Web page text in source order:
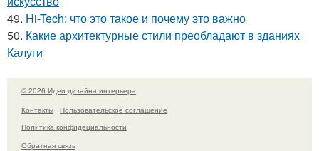
49. Hi-Tech: что это такое и почему это важно
50. Какие архитектурные стили преобладают в зданиях
Калуги
© 2026 Идеи дизайна интерьера
Контакты
Пользовательское соглашение
Политика конфидециальности
Обратная связь